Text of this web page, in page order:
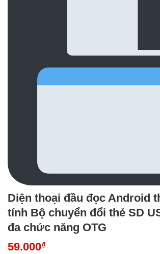
Diện thoại đầu đọc Android
tính Bộ chuyển đổi thẻ SD
đa chức năng OTG
59.000₫